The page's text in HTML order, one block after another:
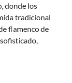
donde los
tradicional
flamenco de